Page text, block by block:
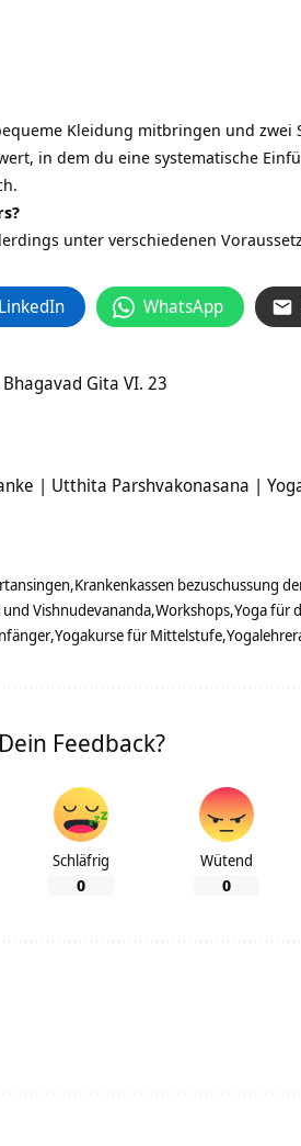
Kleidung mitbringen und zwei
in dem du eine systematische
unter verschiedenen
LinkedIn WhatsApp
Gita VI. 23
| Utthita Parshvakonasana |
Krankenkassen bezuschussung
Vishnudevananda Workshops Yoga für
Yogakurse für Mittelstufe
Dein Feedback?
Schläfrig
0
Wütend
0